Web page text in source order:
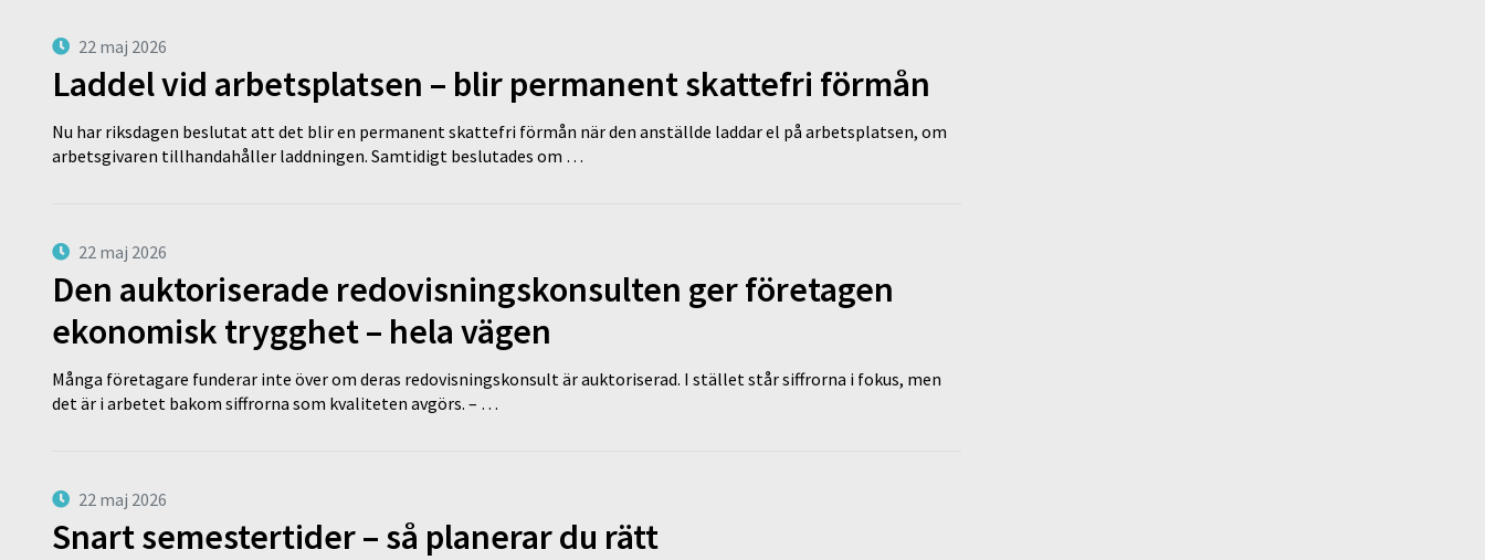
22 maj 2026
Laddel vid arbetsplatsen – blir permanent skattefri förmån
Nu har riksdagen beslutat att det blir en permanent skattefri förmån när den anställde laddar el på arbetsplatsen, om
arbetsgivaren tillhandahåller laddningen. Samtidigt beslutades om …
22 maj 2026
Den auktoriserade redovisningskonsulten ger företagen
ekonomisk trygghet – hela vägen
Många företagare funderar inte över om deras redovisningskonsult är auktoriserad. I stället står siffrorna i fokus, men
det är i arbetet bakom siffrorna som kvaliteten avgörs. – …
22 maj 2026
Snart semestertider – så planerar du rätt